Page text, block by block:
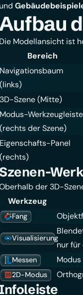
und
Die Modellansicht ist
Bereich
Navigationsbaum
(links)
3D-Szene (Mitte)
Modus-Werkzeugleiste
(rechts der Szene)
Eigenschafts-Panel
(rechts)
der 3D-
Werkzeug
Fang
Visualisierung
nur
Messen
2D-Modus
Infoleiste